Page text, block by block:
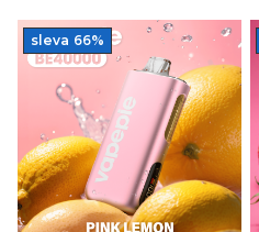
sleva 66%